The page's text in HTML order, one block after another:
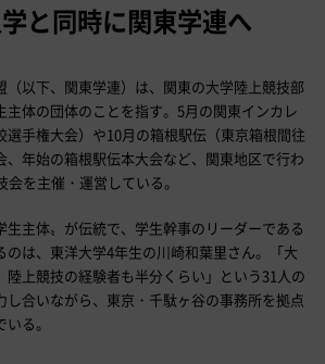
と同時に関東学連へ
以下、関東学連）は、関東の大学陸上競技部
主体の団体のことを指す。5月の関東インカレ
選手権大会）や10月の箱根駅伝（東京箱根間往
、年始の箱根駅伝本大会など、関東地区で行わ
を主催・運営している。
主体〟が伝統で、学生幹事のリーダーである
のは、東洋大学4年生の川崎和葉里さん。「大
陸上競技の経験者も半分くらい」という31人の
し合いながら、東京・千駄ヶ谷の事務所を拠点
る。